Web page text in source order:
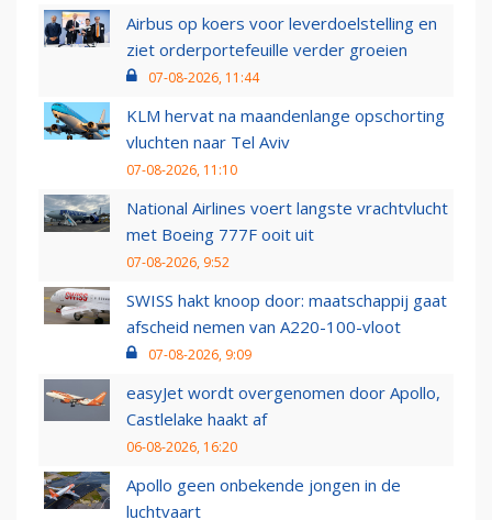
Airbus op koers voor leverdoelstelling en
ziet orderportefeuille verder groeien
07-08-2026, 11:44
KLM hervat na maandenlange opschorting
vluchten naar Tel Aviv
07-08-2026, 11:10
National Airlines voert langste vrachtvlucht
met Boeing 777F ooit uit
07-08-2026, 9:52
SWISS hakt knoop door: maatschappij gaat
afscheid nemen van A220-100-vloot
07-08-2026, 9:09
easyJet wordt overgenomen door Apollo,
Castlelake haakt af
06-08-2026, 16:20
Apollo geen onbekende jongen in de
luchtvaart